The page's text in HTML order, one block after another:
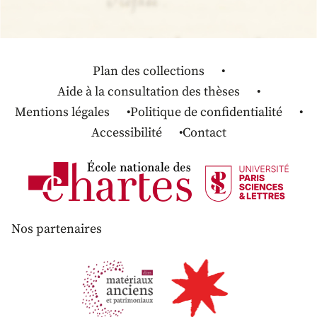
Plan des collections
Aide à la consultation des thèses
Mentions légales
Politique de confidentialité
Accessibilité
Contact
Nos partenaires